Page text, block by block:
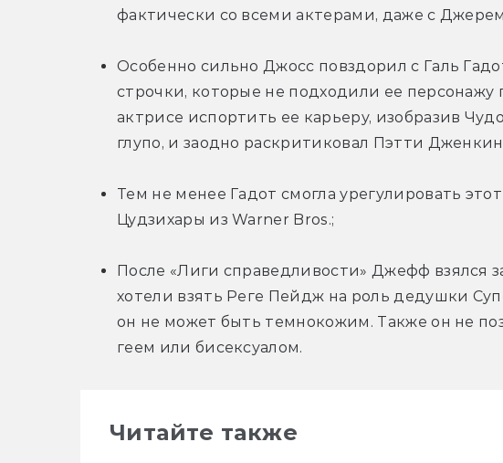
фактически со всеми актерами, даже с
Особенно сильно Джосс повздорил с Галь
строчки, которые не подходили ее персонажу
актрисе испортить ее карьеру, изобразив
глупо, и заодно раскритиковал Пэтти
Тем не менее Гадот смогла урегулировать
Цудзихары из Warner Bros.;
После «Лиги справедливости» Джефф взялся
хотели взять Реге Пейдж на роль дедушки
он не может быть темнокожим. Также он не
геем или бисексуалом.
Читайте также